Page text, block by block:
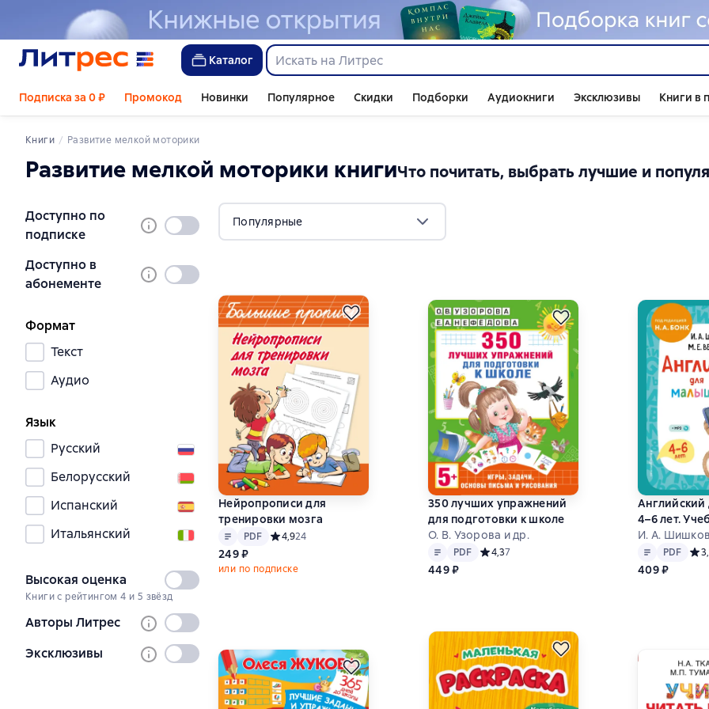
Каталог
Подписка за 0 ₽ Промокод Новинки Популярное Скидки Подборки Аудиокниги Эксклюзивы Книги в
Книги Развитие мелкой моторики
развитие мелкой моторики книгиЧто почитать, выбрать лучшие и
Доступно по
подписке
Не
Доступно в
абонементе
Не
Формат
Текст
Аудио
Язык
Русский
Белорусский
Испанский
Итальянский
Высокая оценка
Не
выбран
Книги с рейтингом 4 и 5 звёзд
Авторы Литрес
Не
выбран
Эксклюзивы
Не
Популярные
Нейропрописи для
тренировки мозга
Текст PDF
PDF Средний рейтинг 4,9 на основе 24 оценок
4,924
249 ₽
или по подписке
350 лучших упражнений
для подготовки к школе
О. В. Узорова и др.
Текст PDF
PDF Средний рейтинг 4,3 на основе 7 оценок
4,37
449 ₽
4–6 лет.
И. А.
Текст PDF
PDF
409 ₽